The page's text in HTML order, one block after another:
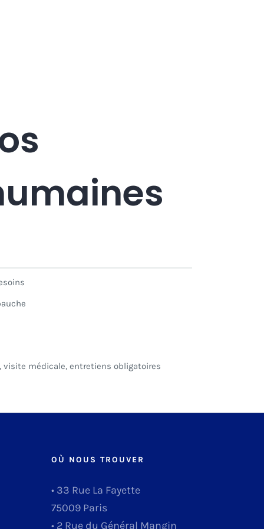
visite médicale, entretiens obligatoires
OÙ NOUS TROUVER
• 33 Rue La Fayette
75009 Paris
• 2 Rue du Général Mangin